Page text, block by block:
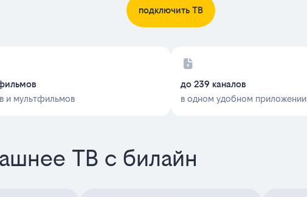
подключить ТВ
и мультфильмов
до 239 каналов
в одном удобном приложении
ТВ с билайн